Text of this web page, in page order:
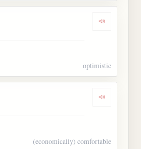
Dengarkan
optimistic
Dengarkan
(economically) comfortable